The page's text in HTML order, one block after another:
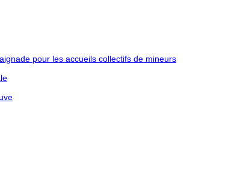
pour les accueils collectifs de mineurs